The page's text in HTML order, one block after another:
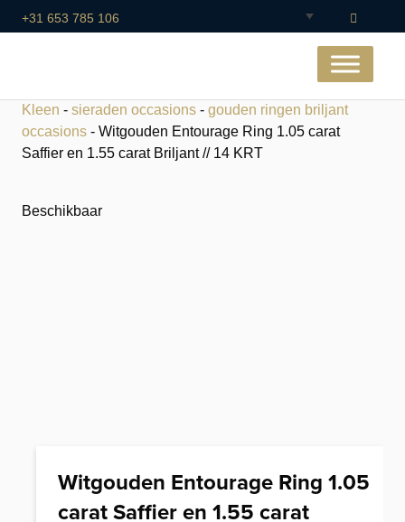
+31 653 785 106
Kleen - sieraden occasions - gouden ringen briljant
occasions - Witgouden Entourage Ring 1.05 carat
Saffier en 1.55 carat Briljant // 14 KRT
Beschikbaar
Witgouden Entourage Ring 1.05
carat Saffier en 1.55 carat